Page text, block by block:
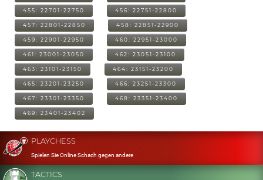
455: 22701-22750 456: 22751-22800
457: 22801-22850 458: 22851-22900
459: 22901-22950 460: 22951-23000
461: 23001-23050 462: 23051-23100
463: 23101-23150 464: 23151-23200
465: 23201-23250 466: 23251-23300
467: 23301-23350 468: 23351-23400
469: 23401-23402
PLAYCHESS
Spielen Sie Online Schach gegen andere
TACTICS